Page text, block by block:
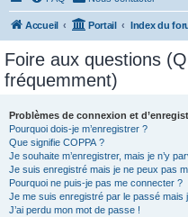
Accueil Portail Index du
Foire aux questions
fréquemment)
Problèmes de connexion et
Pourquoi dois-je m’enregistrer ?
Que signifie COPPA ?
Je souhaite m’enregistrer, mais je n’y
Je suis enregistré mais je ne peux pas
Pourquoi ne puis-je pas me connecter ?
Je me suis enregistré par le passé mais
J’ai perdu mon mot de passe !